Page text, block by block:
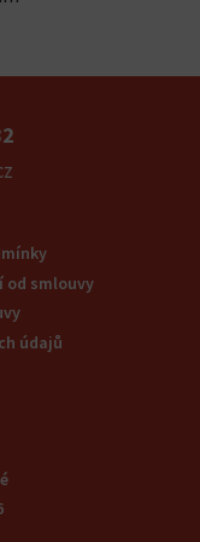
od smlouvy
údajů